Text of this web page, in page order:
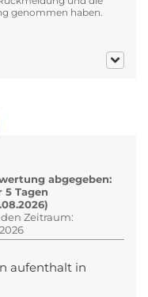
genommen haben.
abgegeben:
5 Tagen
Zeitraum:
aufenthalt in